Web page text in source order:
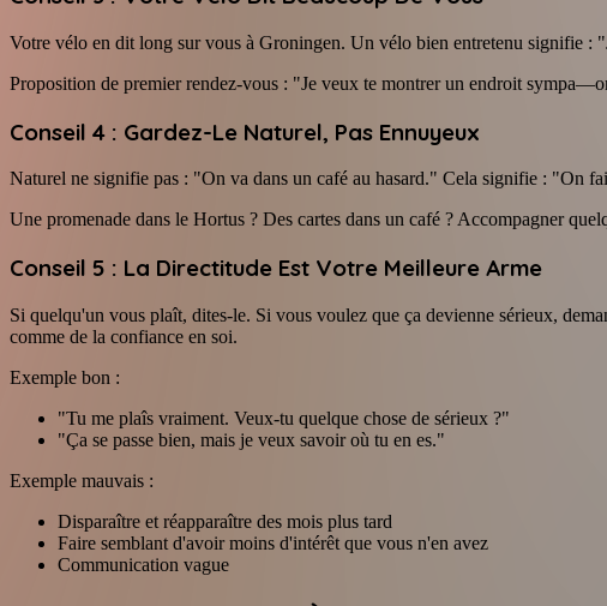
Votre vélo en dit long sur vous à Groningen. Un vélo bien entretenu signifie :
Proposition de premier rendez-vous : "Je veux te montrer un endroit
Conseil 4 : Gardez-Le Naturel, Pas Ennuyeux
Naturel ne signifie pas : "On va dans un café au hasard." Cela signifie : "On
Une promenade dans le Hortus ? Des cartes dans un café ? Accompagner
Conseil 5 : La Directitude Est Votre Meilleure Arme
Si quelqu'un vous plaît, dites-le. Si vous voulez que ça devienne sérieux,
comme de la confiance en soi.
Exemple bon :
"Tu me plaîs vraiment. Veux-tu quelque chose de sérieux ?"
"Ça se passe bien, mais je veux savoir où tu en es."
Exemple mauvais :
Disparaître et réapparaître des mois plus tard
Faire semblant d'avoir moins d'intérêt que vous n'en avez
Communication vague